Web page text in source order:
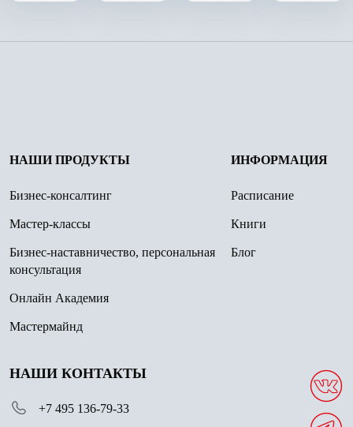
НАШИ ПРОДУКТЫ
Бизнес-консалтинг
Мастер-классы
Бизнес-наставничество, персональная
консультация
Онлайн Академия
Мастермайнд
ИНФОРМАЦИЯ
Расписание
Книги
Блог
НАШИ КОНТАКТЫ
+7 495 136-79-33